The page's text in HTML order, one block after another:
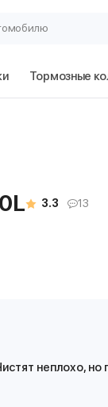
Тормозные
3.3 13
неплохо,